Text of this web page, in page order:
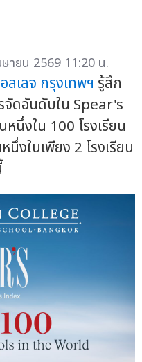
ายน 2569 11:20 น.
เลจ กรุงเทพฯ รู้สึก
จัดอันดับใน Spear's
นึ่งใน 100 โรงเรียน
งในเพียง 2 โรงเรียน